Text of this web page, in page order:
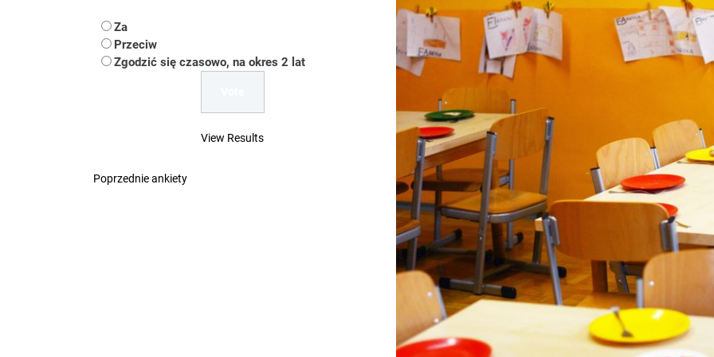
Uwaga Dębieńsko – woda nieprzydatna do spożycia!!!
Ilu mieszkańców ma Rybnik?
Dość komentowania kolejnych afer w ochronie zdrowia — czas zacząć mówić o
Za
Przeciw
Zgodzić się czasowo, na okres 2 lat
View Results
Poprzednie ankiety